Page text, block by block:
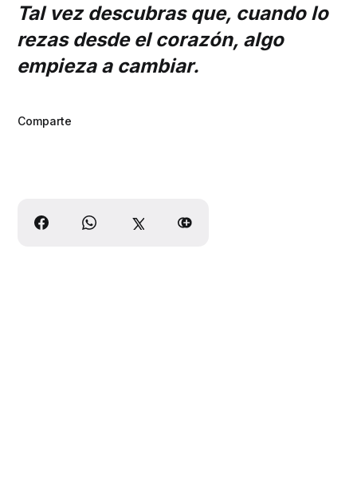
Tal vez descubras que, cuando lo
rezas desde el corazón, algo
empieza a cambiar.
Comparte